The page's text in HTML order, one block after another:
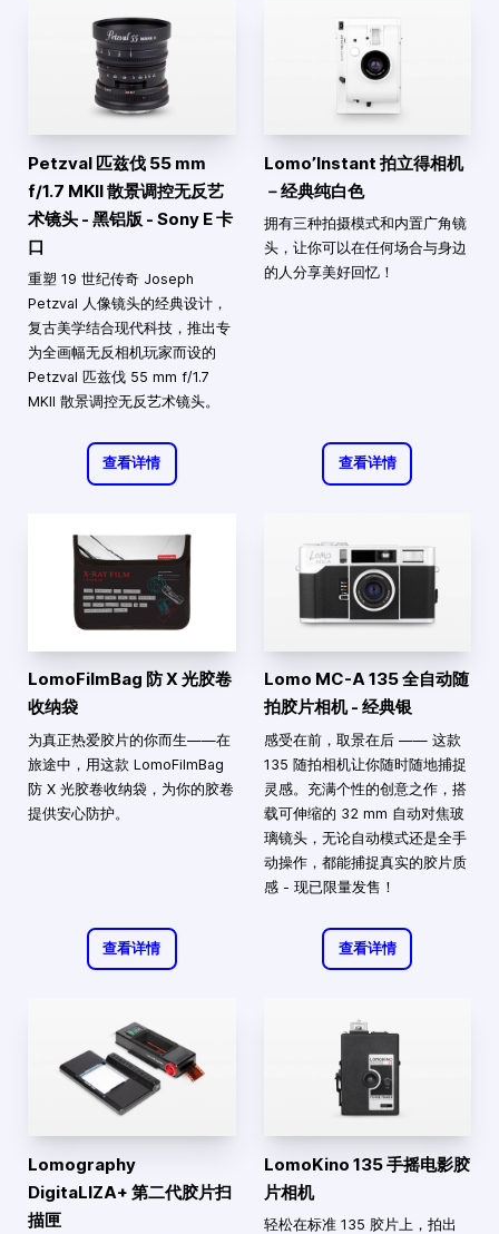
Petzval 匹兹伐 55 mm
f/1.7 MKII 散景调控无反艺
术镜头 - 黑铝版 - Sony E 卡
口
重塑 19 世纪传奇 Joseph
Petzval 人像镜头的经典设计，
复古美学结合现代科技，推出专
为全画幅无反相机玩家而设的
Petzval 匹兹伐 55 mm f/1.7
MKII 散景调控无反艺术镜头。
查看详情
Lomo’Instant 拍立得相机
－经典纯白色
拥有三种拍摄模式和内置广角镜
头，让你可以在任何场合与身边
的人分享美好回忆！
查看详情
LomoFilmBag 防 X 光胶卷
收纳袋
为真正热爱胶片的你而生——在
旅途中，用这款 LomoFilmBag
防 X 光胶卷收纳袋，为你的胶卷
提供安心防护。
查看详情
Lomo MC-A 135 全自动随
拍胶片相机 - 经典银
感受在前，取景在后 —— 这款
135 随拍相机让你随时随地捕捉
灵感。充满个性的创意之作，搭
载可伸缩的 32 mm 自动对焦玻
璃镜头，无论自动模式还是全手
动操作，都能捕捉真实的胶片质
感 - 现已限量发售！
查看详情
Lomography
DigitaLIZA+ 第二代胶片扫
描匣
LomoKino 135 手摇电影胶
片相机
轻松在标准 135 胶片上，拍出